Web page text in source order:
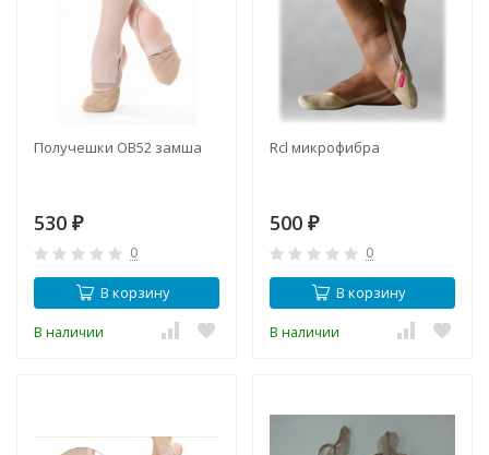
Получешки ОВ52 замша
530 ₽
0
В корзину
В наличии
Rcl микрофибра
500 ₽
0
В корзину
В наличии